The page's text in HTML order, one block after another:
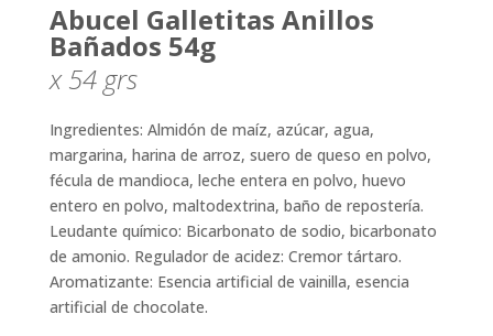
Abucel Galletitas Anillos
Bañados 54g
x 54 grs
Ingredientes: Almidón de maíz, azúcar, agua,
margarina, harina de arroz, suero de queso en polvo,
fécula de mandioca, leche entera en polvo, huevo
entero en polvo, maltodextrina, baño de repostería.
Leudante químico: Bicarbonato de sodio, bicarbonato
de amonio. Regulador de acidez: Cremor tártaro.
Aromatizante: Esencia artificial de vainilla, esencia
artificial de chocolate.